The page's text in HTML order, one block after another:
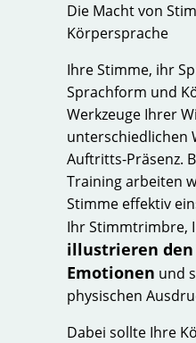
Die Macht von
Körpersprache
Ihre Stimme, ihr
Sprachform und
Werkzeuge Ihrer
unterschiedlichen
Auftritts-Präsenz.
Training arbeiten
Stimme effektiv
Ihr Stimmtrimbre,
illustrieren
Emotionen und
physischen
Dabei sollte Ihre